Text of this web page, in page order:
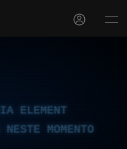
ELEMENT
MOMENTO